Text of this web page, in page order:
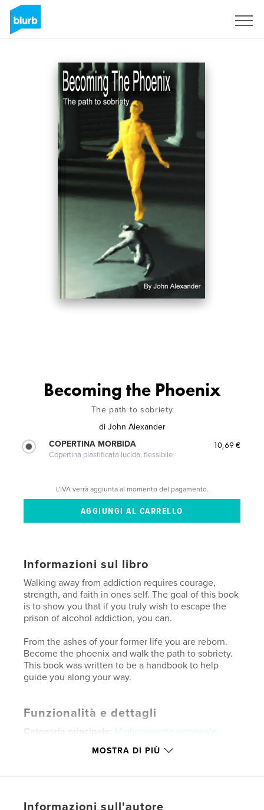
Becoming the Phoenix
The path to sobriety
di John Alexander
COPERTINA MORBIDA
Copertina plastificata lucida, flessibile
10,69 €
L'IVA verrà aggiunta al momento del pagamento.
Informazioni sul libro
Walking away from addiction requires courage,
strength, and faith in ones self. The goal of this book
is to show you that if you truly wish to escape the
prison of alcohol addiction, you can.
From the ashes of your former life you are reborn.
Become the phoenix and walk the path to sobriety.
This book was written to be a handbook to help
guide you along your way.
Funzionalità e dettagli
Categoria principale:
Miglioramento personale
Formato del progetto:13×20 cm
MOSTRA DI PIÙ
Informazioni sull'autore